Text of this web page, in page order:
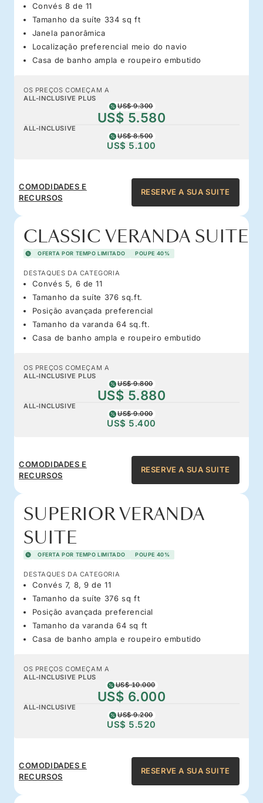
Convés 8 de 11
Tamanho da suíte 334 sq ft
Janela panorâmica
Localização preferencial meio do navio
Casa de banho ampla e roupeiro embutido
OS PREÇOS COMEÇAM A
ALL-INCLUSIVE PLUS
US$ 9.300
US$ 5.580
ALL-INCLUSIVE
US$ 8.500
US$ 5.100
COMODIDADES E
RECURSOS
RESERVE A SUA SUITE
CLASSIC VERANDA SUITE
OFERTA POR TEMPO LIMITADO POUPE 40%
DESTAQUES DA CATEGORIA
Convés 5, 6 de 11
Tamanho da suíte 376 sq.ft.
Posição avançada preferencial
Tamanho da varanda 64 sq.ft.
Casa de banho ampla e roupeiro embutido
OS PREÇOS COMEÇAM A
ALL-INCLUSIVE PLUS
US$ 9.800
US$ 5.880
ALL-INCLUSIVE
US$ 9.000
US$ 5.400
COMODIDADES E
RECURSOS
RESERVE A SUA SUITE
SUPERIOR VERANDA
SUITE
OFERTA POR TEMPO LIMITADO POUPE 40%
DESTAQUES DA CATEGORIA
Convés 7, 8, 9 de 11
Tamanho da suíte 376 sq ft
Posição avançada preferencial
Tamanho da varanda 64 sq ft
Casa de banho ampla e roupeiro embutido
OS PREÇOS COMEÇAM A
ALL-INCLUSIVE PLUS
US$ 10.000
US$ 6.000
ALL-INCLUSIVE
US$ 9.200
US$ 5.520
COMODIDADES E
RECURSOS
RESERVE A SUA SUITE